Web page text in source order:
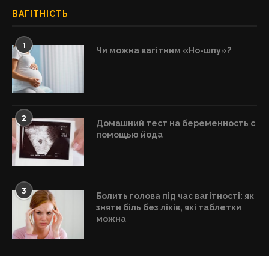
ВАГІТНІСТЬ
1 Чи можна вагітним «Но-шпу»?
2
Домашний тест на беременность с
помощью йода
3
Болить голова під час вагітності: як
зняти біль без ліків, які таблетки
можна